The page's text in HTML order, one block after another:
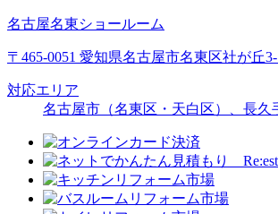
名古屋名東ショールーム
〒465-0051 愛知県名古屋市名東区社が丘3-
対応エリア
名古屋市（名東区・天白区）、長久